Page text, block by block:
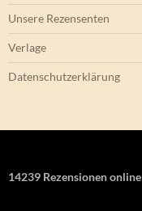
Unsere Rezensenten
Verlage
Datenschutzerklärung
14239 Rezensionen online